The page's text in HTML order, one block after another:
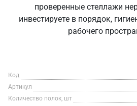
проверенные стеллажи
инвестируете в порядок,
рабочего
Код
Артикул
Количество полок, шт